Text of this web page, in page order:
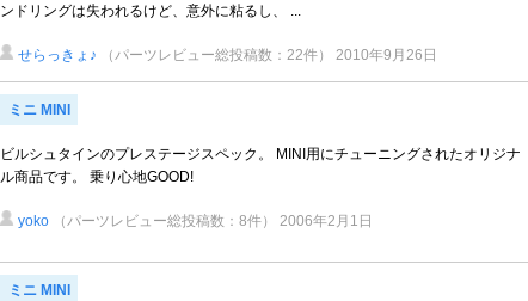
ンドリングは失われるけど、意外に粘るし、 ...
せらっきょ♪ （パーツレビュー総投稿数：22件） 2010年9月26日
ミニ MINI
ビルシュタインのプレステージスペック。 MINI用にチューニングされたオリジナ
ル商品です。 乗り心地GOOD!
yoko （パーツレビュー総投稿数：8件） 2006年2月1日
ミニ MINI